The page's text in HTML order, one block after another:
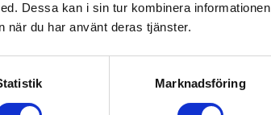
Dessa kan i sin tur kombinera informationen
när du har använt deras tjänster.
Marknadsföring